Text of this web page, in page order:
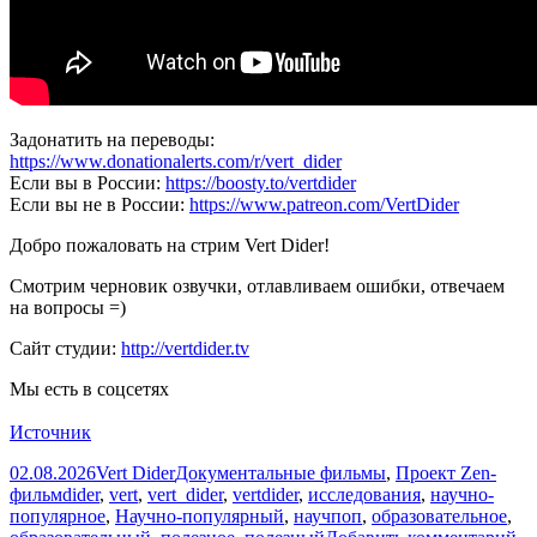
Задонатить на переводы:
https://www.donationalerts.com/r/vert_dider
Если вы в России: https://boosty.to/vertdider
Если вы не в России: https://www.patreon.com/VertDider
Добро пожаловать на стрим Vert Dider!
Смотрим черновик озвучки, отлавливаем ошибки, отвечаем
на вопросы =)
Сайт студии: http://vertdider.tv
Мы есть в соцсетях
Источник
Опубликовано
02.08.2026Автор
Vert DiderРубрики
Документальные фильмы, Проект Zen-
фильмМетки
dider, vert, vert_dider, vertdider, исследования, научно-
популярное, Научно-популярный, научпоп, образовательное,